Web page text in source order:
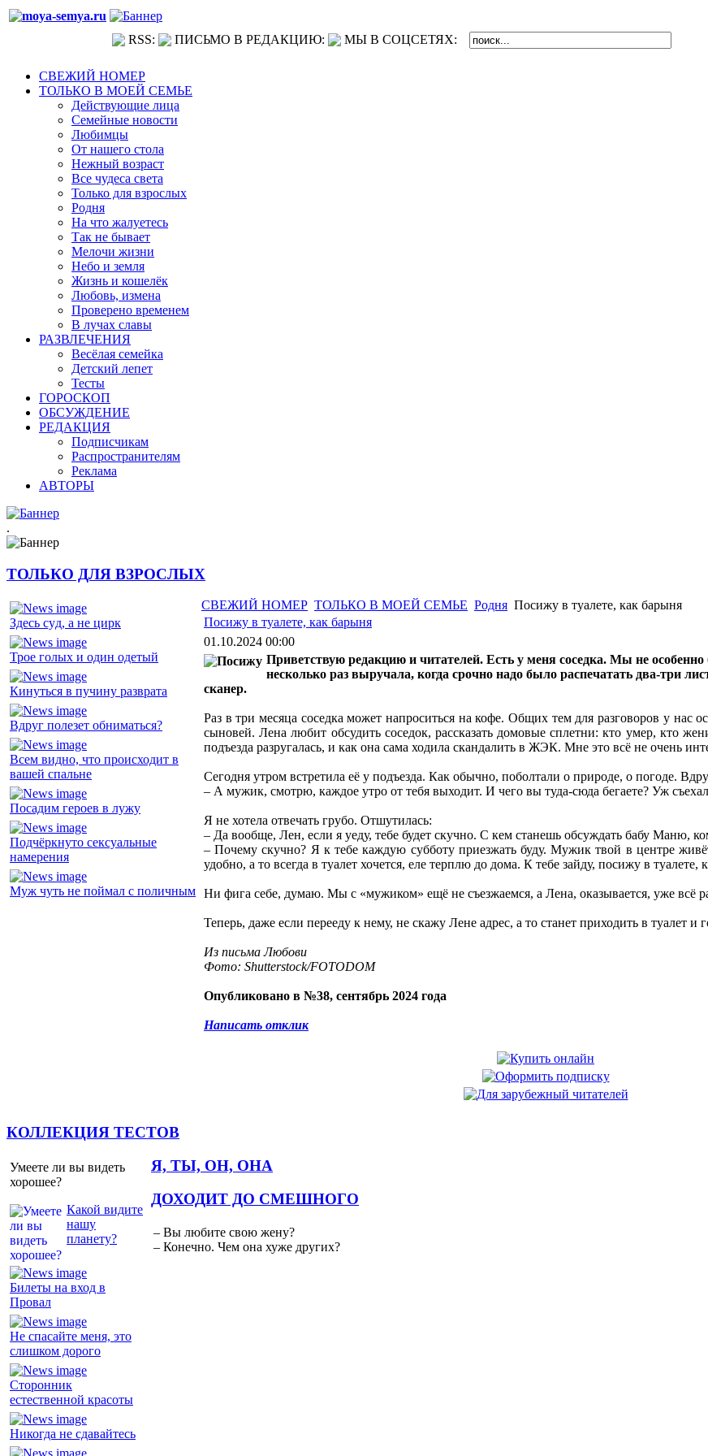
RSS: ПИСЬМО В РЕДАКЦИЮ: МЫ В СОЦСЕТЯХ:
СВЕЖИЙ НОМЕР
ТОЛЬКО В МОЕЙ СЕМЬЕ
Действующие лица
Семейные новости
Любимцы
От нашего стола
Нежный возраст
Все чудеса света
Только для взрослых
Родня
На что жалуетесь
Так не бывает
Мелочи жизни
Небо и земля
Жизнь и кошелёк
Любовь, измена
Проверено временем
В лучах славы
РАЗВЛЕЧЕНИЯ
Весёлая семейка
Детский лепет
Тесты
ГОРОСКОП
ОБСУЖДЕНИЕ
РЕДАКЦИЯ
Подписчикам
Распространителям
Реклама
АВТОРЫ
.
ТОЛЬКО ДЛЯ ВЗРОСЛЫХ
Здесь суд, а не цирк
Трое голых и один одетый
Кинуться в пучину разврата
Вдруг полезет обниматься?
Всем видно, что происходит в
вашей спальне
Посадим героев в лужу
Подчёркнуто сексуальные
намерения
Муж чуть не поймал с поличным
СВЕЖИЙ НОМЕР ТОЛЬКО В МОЕЙ СЕМЬЕ Родня Посижу в туалете, как барыня
Посижу в туалете, как барыня
01.10.2024 00:00
Приветствую редакцию и читателей. Есть у меня соседка. Мы не
несколько раз выручала, когда срочно надо было распечатать два-три
сканер.
Раз в три месяца соседка может напроситься на кофе. Общих тем для разговоров у нас
сыновей. Лена любит обсудить соседок, рассказать домовые сплетни: кто умер, кто
подъезда разругалась, и как она сама ходила скандалить в ЖЭК. Мне это всё не очень
Сегодня утром встретила её у подъезда. Как обычно, поболтали о природе, о погоде.
– А мужик, смотрю, каждое утро от тебя выходит. И чего вы туда-сюда бегаете? Уж
Я не хотела отвечать грубо. Отшутилась:
– Да вообще, Лен, если я уеду, тебе будет скучно. С кем станешь обсуждать бабу Маню,
– Почему скучно? Я к тебе каждую субботу приезжать буду. Мужик твой в центре
удобно, а то всегда в туалет хочется, еле терплю до дома. К тебе зайду, посижу в
Ни фига себе, думаю. Мы с «мужиком» ещё не съезжаемся, а Лена, оказывается, уже всё
Теперь, даже если перееду к нему, не скажу Лене адрес, а то станет приходить в туалет и
Из письма Любови
Фото: Shutterstock/FOTODOM
Опубликовано в №38, сентябрь 2024 года
Написать отклик
КОЛЛЕКЦИЯ ТЕСТОВ
Умеете ли вы видеть
хорошее?
Какой видите
нашу
планету?
Я, ТЫ, ОН, ОНА
Билеты на вход в
Провал
Не спасайте меня, это
слишком дорого
Сторонник
естественной красоты
Никогда не сдавайтесь
ДОХОДИТ ДО СМЕШНОГО
– Вы любите свою жену?
– Конечно. Чем она хуже других?